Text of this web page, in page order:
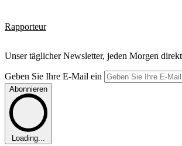
Rapporteur
Unser täglicher Newsletter, jeden Morgen
Geben Sie Ihre E-Mail ein
Abonnieren
Loading...